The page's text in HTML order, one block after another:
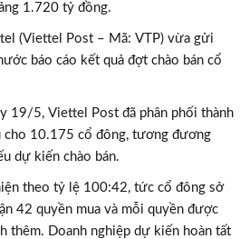
1.720 tỷ đồng.
(Viettel Post – Mã: VTP) vừa gửi
báo cáo kết quả đợt chào bán cổ
19/5, Viettel Post đã phân phối thành
cho 10.175 cổ đông, tương đương
dự kiến chào bán.
theo tỷ lệ 100:42, tức cổ đông sở
42 quyền mua và mỗi quyền được
thêm. Doanh nghiệp dự kiến hoàn tất